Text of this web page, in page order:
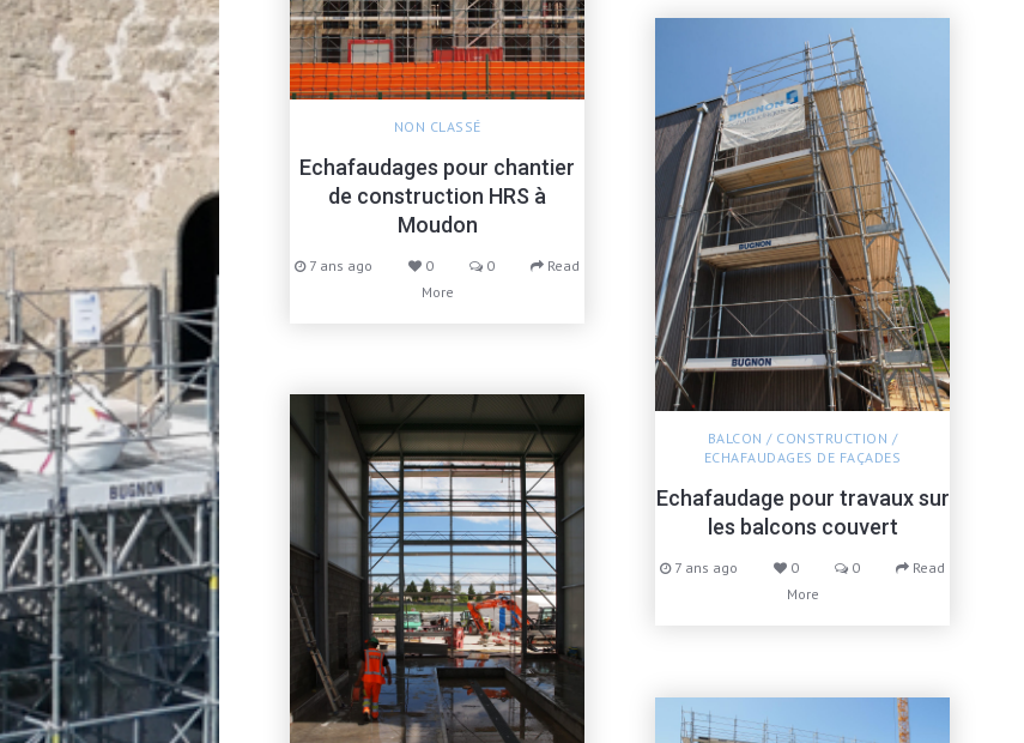
NON CLASSÉ
Echafaudages pour chantier
de construction HRS à
Moudon
7 ans ago 0 0
Read
More
BALCON / CONSTRUCTION /
ECHAFAUDAGES DE FAÇADES
Echafaudage pour travaux sur
les balcons couvert
7 ans ago 0 0
Read
More